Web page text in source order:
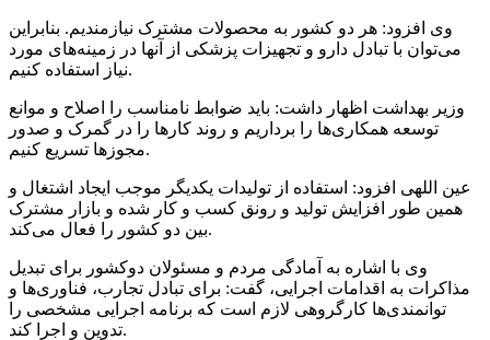
وی افزود: هر دو کشور به محصولات مشترک نیازمندیم. بنابراین
می‌توان با تبادل دارو و تجهیزات پزشکی از آنها در زمینه‌های مورد
نیاز استفاده کنیم.
وزیر بهداشت اظهار داشت: باید ضوابط نامناسب را اصلاح و موانع
توسعه همکاری‌ها را برداریم و روند کارها را در گمرک و صدور
مجوزها تسریع کنیم.
عین اللهی افزود: استفاده از تولیدات یکدیگر موجب ایجاد اشتغال و
همین طور افزایش تولید و رونق کسب و کار شده و بازار مشترک
بین دو کشور را فعال می‌کند.
وی با اشاره به آمادگی مردم و مسئولان دوکشور برای تبدیل
مذاکرات به اقدامات اجرایی، گفت: برای تبادل تجارب، فناوری‌ها و
توانمندی‌ها کارگروهی لازم است که برنامه اجرایی مشخصی را
تدوین و اجرا کند.